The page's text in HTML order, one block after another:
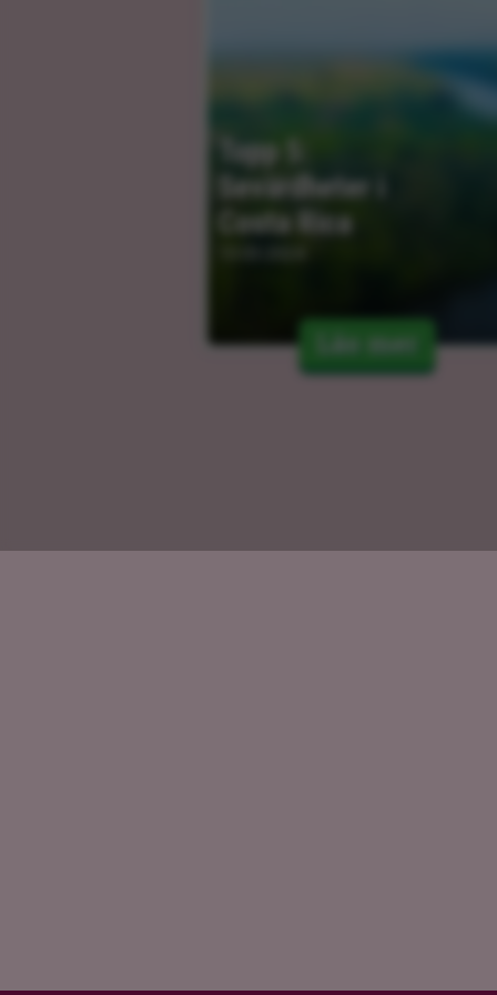
Topp 5:
Sevärdheter i
Costa Rica
Läs mer